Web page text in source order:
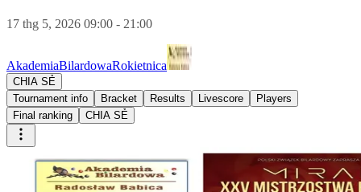
17 thg 5, 2026 09:00 - 21:00
AkademiaBilardowaRokietnica
CHIA SẺ
Tournament info
Bracket Results Livescore
Players
Final ranking
CHIA SẺ